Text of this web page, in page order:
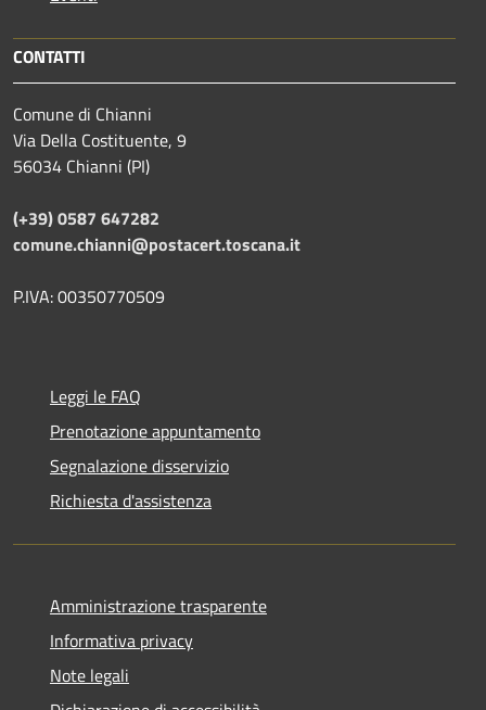
CONTATTI
Comune di Chianni
Via Della Costituente, 9
56034 Chianni (PI)
(+39) 0587 647282
comune.chianni@postacert.toscana.it
P.IVA: 00350770509
Leggi le FAQ
Prenotazione appuntamento
Segnalazione disservizio
Richiesta d'assistenza
Amministrazione trasparente
Informativa privacy
Note legali